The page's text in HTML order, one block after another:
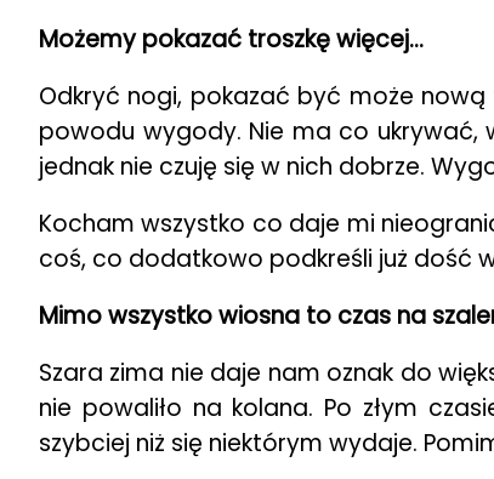
Możemy pokazać troszkę więcej…
Odkryć nogi, pokazać być może
powodu wygody. Nie ma co ukrywać,
jednak nie czuję się w nich dobrze.
Kocham wszystko co daje mi
coś, co dodatkowo podkreśli już dość
Mimo wszystko wiosna to czas na
Szara zima nie daje nam oznak do
nie powaliło na kolana. Po złym
szybciej niż się niektórym wydaje.